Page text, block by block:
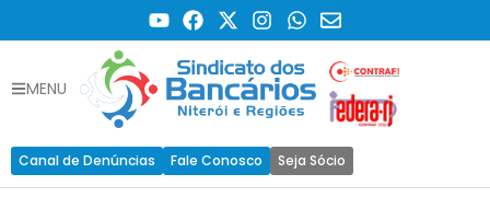
MENU
Canal de Denúncias Fale Conosco Seja Sócio